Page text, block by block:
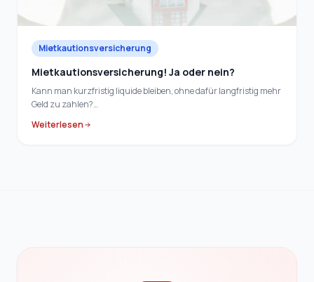
Mietkautionsversicherung
Mietkautionsversicherung! Ja oder nein?
Kann man kurzfristig liquide bleiben, ohne dafür langfristig mehr
Geld zu zahlen?…
Weiterlesen